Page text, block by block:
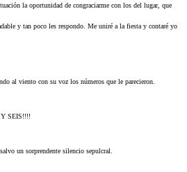
la oportunidad de congraciarme con los del lugar, que
y tan poco les respondo. Me uniré a la fiesta y contaré yo
al viento con su voz los números que le parecieron.
Y SEIS!!!!
un sorprendente silencio sepulcral.